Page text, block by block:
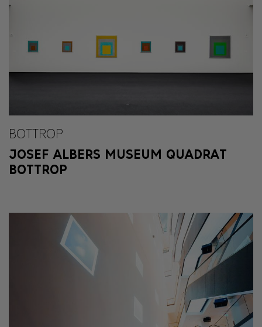
BOTTROP
JOSEF ALBERS MUSEUM QUADRAT
BOTTROP